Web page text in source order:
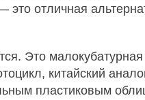
это отличная
Это
китайский
пластиковым